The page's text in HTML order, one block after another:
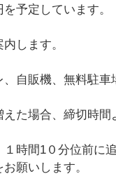
予定しています。
します。
自販機、無料駐車
た場合、締切時間
時間1０分位前に
願いします。